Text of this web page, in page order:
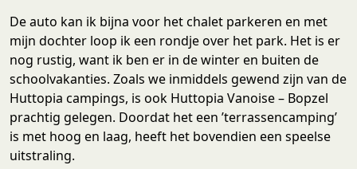
De auto kan ik bijna voor het chalet parkeren en met
mijn dochter loop ik een rondje over het park. Het is er
nog rustig, want ik ben er in de winter en buiten de
schoolvakanties. Zoals we inmiddels gewend zijn van de
Huttopia campings, is ook Huttopia Vanoise – Bopzel
prachtig gelegen. Doordat het een ’terrassencamping’
is met hoog en laag, heeft het bovendien een speelse
uitstraling.